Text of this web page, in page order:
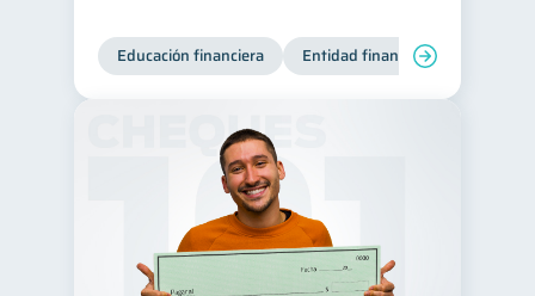
Educación financiera Entidad financiera